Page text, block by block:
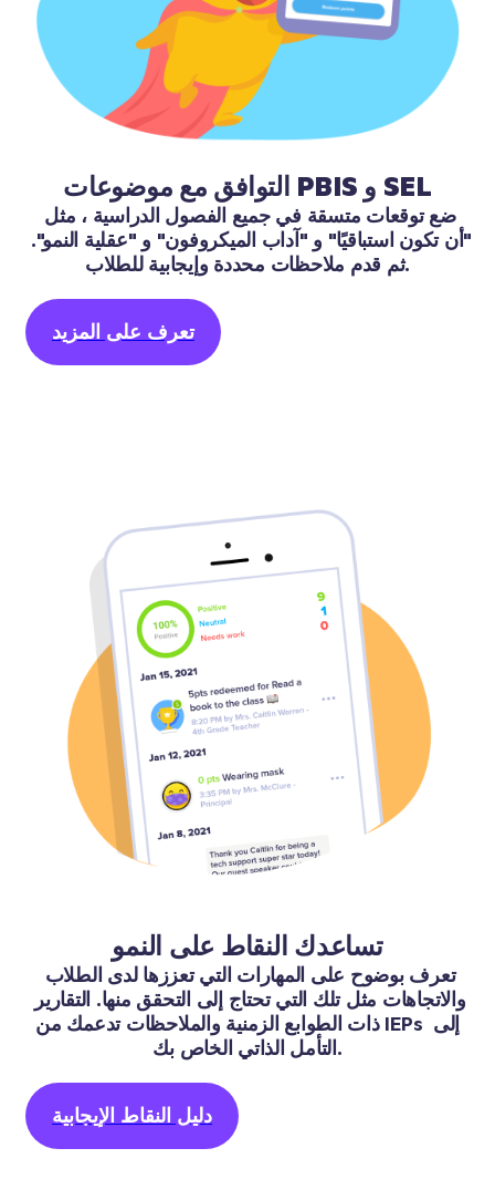
التوافق مع موضوعات PBIS و SEL
ثم قدم ملاحظات محددة وإيجابية للطلاب.
تعرف على المزيد
تساعدك النقاط على النمو
ذات الطوابع الزمنية والملاحظات تدعمك من IEPs إلى
التأمل الذاتي الخاص بك.
دليل النقاط الإيجابية